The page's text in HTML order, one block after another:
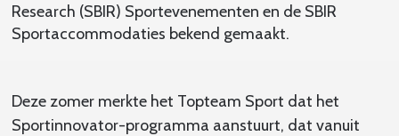
Research (SBIR) Sportevenementen en de SBIR
Sportaccommodaties bekend gemaakt.
Deze zomer merkte het Topteam Sport dat het
Sportinnovator-programma aanstuurt, dat vanuit